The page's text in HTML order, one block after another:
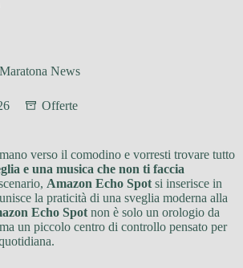
News
Offerte
verso il comodino e vorresti trovare tutto
e una musica che non ti faccia
Amazon Echo Spot si inserisce in
la praticità di una sveglia moderna alla
Echo Spot non è solo un orologio da
un piccolo centro di controllo pensato per